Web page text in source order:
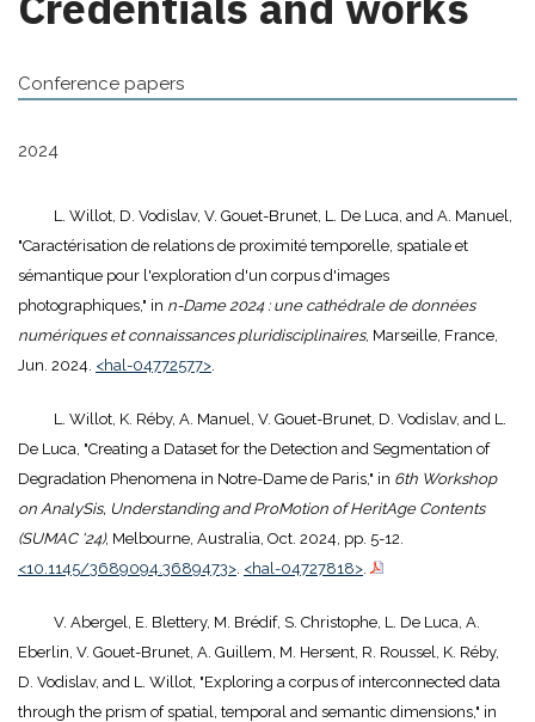
Conference papers
2024
L. Willot, D. Vodislav, V. Gouet-Brunet, L. De Luca, and A. Manuel,
"Caractérisation de relations de proximité temporelle, spatiale et
sémantique pour l'exploration d'un corpus d'images
photographiques," in n-Dame 2024 : une cathédrale de données
numériques et connaissances pluridisciplinaires, Marseille, France,
Jun. 2024. <hal-04772577>
L. Willot, K. Réby, A. Manuel, V. Gouet-Brunet, D. Vodislav, and L.
De Luca, "Creating a Dataset for the Detection and Segmentation of
Degradation Phenomena in Notre-Dame de Paris," in 6th Workshop
on AnalySis, Understanding and ProMotion of HeritAge Contents
(SUMAC '24), Melbourne, Australia, Oct. 2024, pp. 5-12.
<10.1145/3689094.3689473> <hal-04727818>
V. Abergel, E. Blettery, M. Brédif, S. Christophe, L. De Luca, A.
Eberlin, V. Gouet-Brunet, A. Guillem, M. Hersent, R. Roussel, K. Réby,
D. Vodislav, and L. Willot, "Exploring a corpus of interconnected data
through the prism of spatial, temporal and semantic dimensions," in